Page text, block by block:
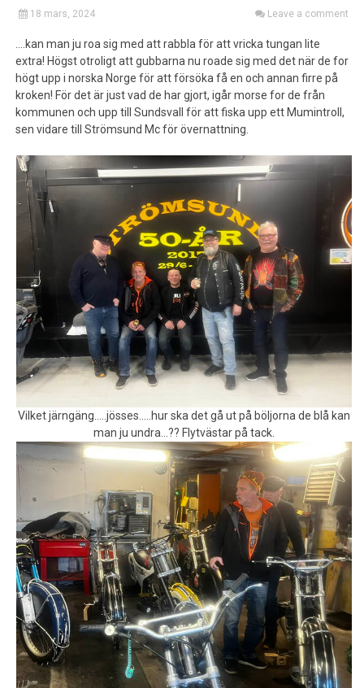
18 mars, 2024 Leave a comment
….kan man ju roa sig med att rabbla för att vricka tungan lite
extra! Högst otroligt att gubbarna nu roade sig med det när de for
högt upp i norska Norge för att försöka få en och annan firre på
kroken! För det är just vad de har gjort, igår morse for de från
kommunen och upp till Sundsvall för att fiska upp ett Mumintroll,
sen vidare till Strömsund Mc för övernattning.
Vilket järngäng…..jösses…..hur ska det gå ut på böljorna de blå kan
man ju undra…?? Flytvästar på tack.